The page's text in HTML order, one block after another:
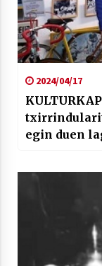
2024/04/17
egin duen